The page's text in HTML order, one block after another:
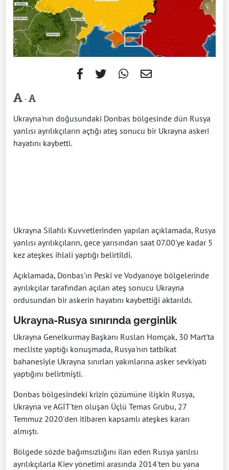
-
Ukrayna'nın doğusundaki Donbas bölgesinde dün Rusya
yanlısı ayrılıkçıların açtığı ateş sonucu bir Ukrayna askeri
hayatını kaybetti.
Ukrayna Silahlı Kuvvetlerinden yapılan açıklamada, Rusya
yanlısı ayrılıkçıların, gece yarısından saat 07.00'ye kadar 5
kez ateşkes ihlali yaptığı belirtildi.
Açıklamada, Donbas'ın Peski ve Vodyanoye bölgelerinde
ayrılıkçılar tarafından açılan ateş sonucu Ukrayna
ordusundan bir askerin hayatını kaybettiği aktarıldı.
Ukrayna-Rusya sınırında gerginlik
Ukrayna Genelkurmay Başkanı Ruslan Homçak, 30 Mart'ta
mecliste yaptığı konuşmada, Rusya'nın tatbikat
bahanesiyle Ukrayna sınırları yakınlarına asker sevkiyatı
yaptığını belirtmişti.
Donbas bölgesindeki krizin çözümüne ilişkin Rusya,
Ukrayna ve AGİT'ten oluşan Üçlü Temas Grubu, 27
Temmuz 2020'den itibaren kapsamlı ateşkes kararı
almıştı.
Bölgede sözde bağımsızlığını ilan eden Rusya yanlısı
ayrılıkçılarla Kiev yönetimi arasında 2014'ten bu yana